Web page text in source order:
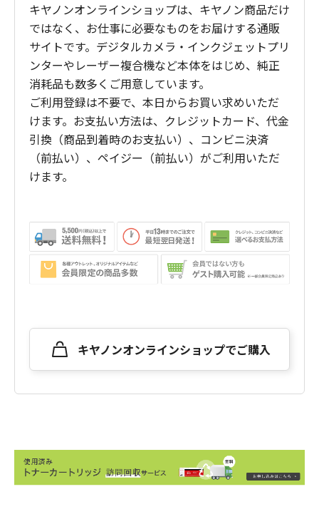
キヤノンオンラインショップは、キヤノン商品だけ
ではなく、お仕事に必要なものをお届けする通販
サイトです。デジタルカメラ・インクジェットプリ
ンターやレーザー複合機など本体をはじめ、純正
消耗品も数多くご用意しています。
ご利用登録は不要で、本日からお買い求めいただ
けます。お支払い方法は、クレジットカード、代金
引換（商品到着時のお支払い）、コンビニ決済
（前払い）、ペイジー（前払い）がご利用いただ
けます。
キヤノンオンラインショップでご購入